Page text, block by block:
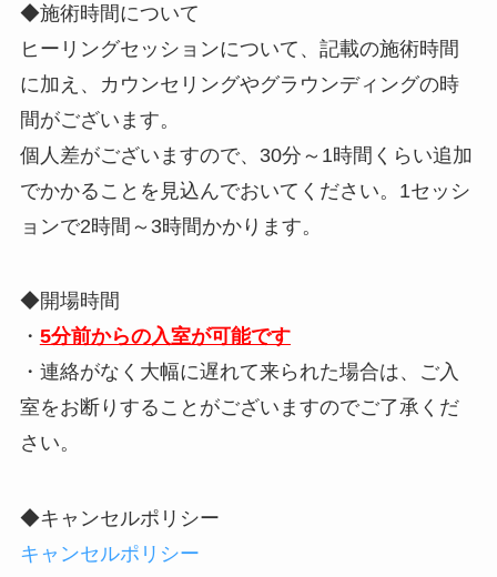
◆施術時間について
ヒーリングセッションについて、記載の施術時間
に加え、カウンセリングやグラウンディングの時
間がございます。
個人差がございますので、30分～1時間くらい追加
でかかることを見込んでおいてください。1セッシ
ョンで2時間～3時間かかります。
◆開場時間
・ 5分前からの入室が可能です
・連絡がなく大幅に遅れて来られた場合は、ご入
室をお断りすることがございますのでご了承くだ
さい。
◆キャンセルポリシー
キャンセルポリシー